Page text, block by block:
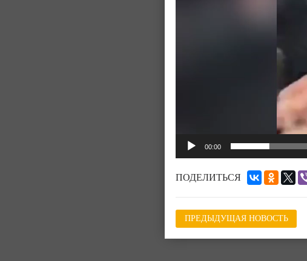
00:00
ПОДЕЛИТЬСЯ
ПРЕДЫДУЩАЯ НОВОСТЬ